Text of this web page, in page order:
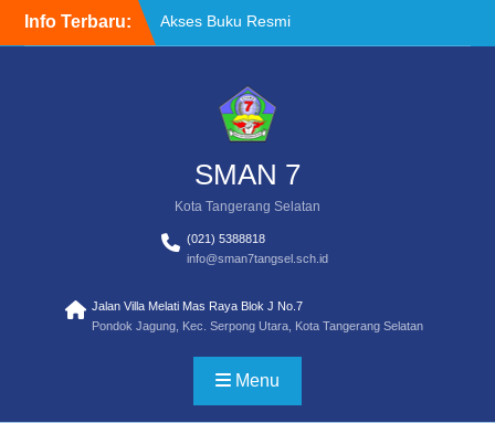
Skip
Info Terbaru:
Akses Buku Resmi
Kemendikdasmen melalui
Perbukuan Indonesia (SIBI)
WELCOME BACK TO
SMAN 7
Kota Tangerang Selatan
(021) 5388818
info@sman7tangsel.sch.id
Jalan Villa Melati Mas Raya Blok J No.7
Pondok Jagung, Kec. Serpong Utara, Kota Tangerang Selatan
Menu